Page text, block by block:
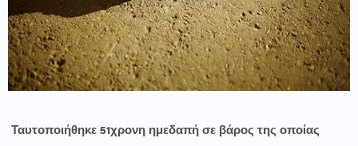
Ταυτοποιήθηκε 51χρονη ημεδαπή σε βάρος της οποίας